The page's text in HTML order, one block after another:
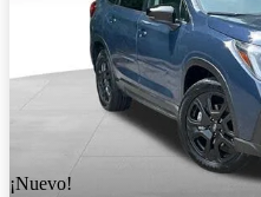
¡Nuevo!